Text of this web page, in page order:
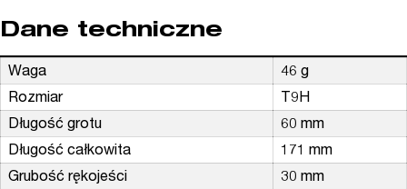
Dane techniczne
Waga
46 g
Rozmiar
T9H
Długość grotu
60 mm
Długość całkowita
171 mm
Grubość rękojeści
30 mm